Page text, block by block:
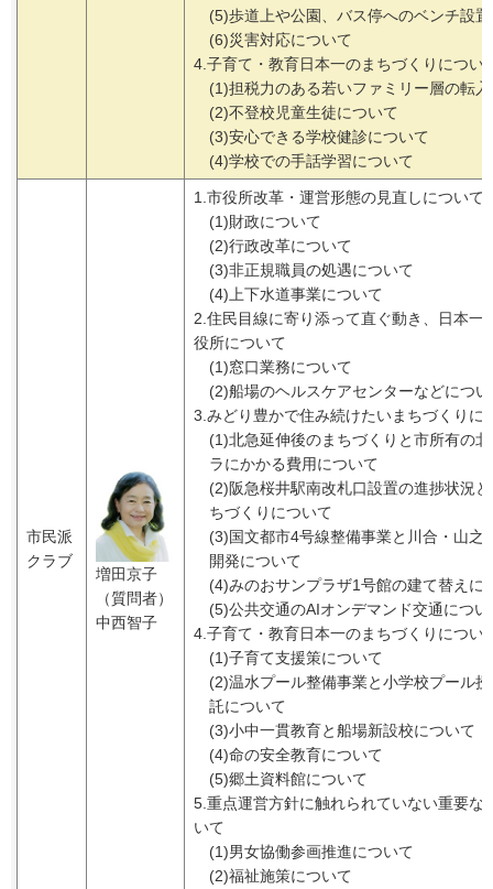
(5)歩道上や公園、バス停へのベンチ設
(6)災害対応について
4.子育て・教育日本一のまちづくりについ
(1)担税力のある若いファミリー層の転
(2)不登校児童生徒について
(3)安心できる学校健診について
(4)学校での手話学習について
市民派
クラブ
増田京子
（質問者）
中西智子
1.市役所改革・運営形態の見直しについて
(1)財政について
(2)行政改革について
(3)非正規職員の処遇について
(4)上下水道事業について
2.住民目線に寄り添って直ぐ動き、日本一
役所について
(1)窓口業務について
(2)船場のヘルスケアセンターなどにつ
3.みどり豊かで住み続けたいまちづくりに
(1)北急延伸後のまちづくりと市所有の
ラにかかる費用について
(2)阪急桜井駅南改札口設置の進捗状況
ちづくりについて
(3)国文都市4号線整備事業と川合・山之
開発について
(4)みのおサンプラザ1号館の建て替えに
(5)公共交通のAIオンデマンド交通につい
4.子育て・教育日本一のまちづくりについ
(1)子育て支援策について
(2)温水プール整備事業と小学校プール
託について
(3)小中一貫教育と船場新設校について
(4)命の安全教育について
(5)郷土資料館について
5.重点運営方針に触れられていない重要な
いて
(1)男女協働参画推進について
(2)福祉施策について